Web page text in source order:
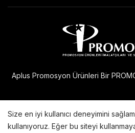
Aplus Promosyon Ürünleri Bir
Bu internet sitesiX Technology
Size en iyi kullanıcı deneyimini
kullanıyoruz. Eğer bu siteyi